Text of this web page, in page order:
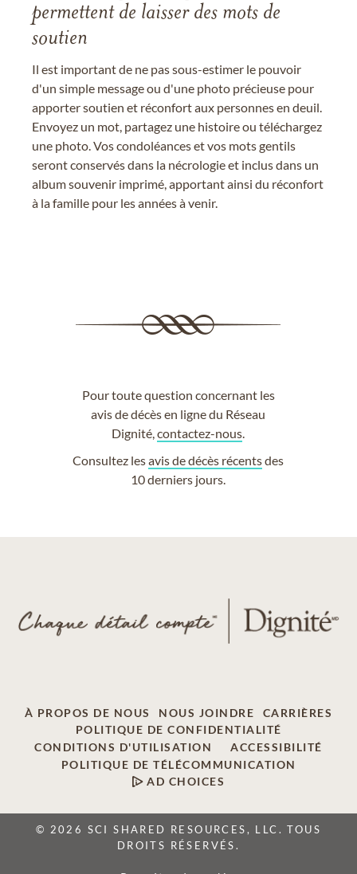
permettent de laisser des mots de
soutien
Il est important de ne pas sous-estimer le pouvoir
d'un simple message ou d'une photo précieuse pour
apporter soutien et réconfort aux personnes en deuil.
Envoyez un mot, partagez une histoire ou téléchargez
une photo. Vos condoléances et vos mots gentils
seront conservés dans la nécrologie et inclus dans un
album souvenir imprimé, apportant ainsi du réconfort
à la famille pour les années à venir.
Pour toute question concernant les
avis de décès en ligne du Réseau
Dignité,contactez-nous
Consultez lesavis de décès récentsdes
10 derniers jours.
À PROPOS DE NOUS NOUS JOINDRE
CARRIÈRES
POLITIQUE DE CONFIDENTIALITÉ
CONDITIONS D'UTILISATION
ACCESSIBILITÉ
POLITIQUE DE TÉLÉCOMMUNICATION
AD CHOICES
© 2026 SCI SHARED RESOURCES, LLC. TOUS
DROITS RÉSERVÉS.